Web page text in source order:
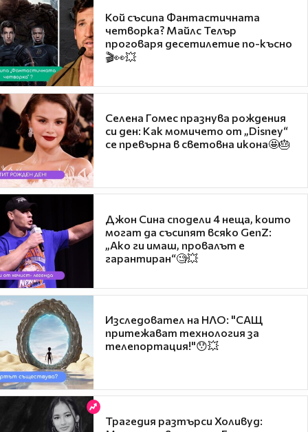
Кой съсипа Фантастичната
четворка? Майлс Телър
проговаря десетилетие по-късно
🎬👀💥
Селена Гомес празнува рождения
си ден: Как момичето от „Disney“
се превърна в световна икона🤩🎂
Джон Сина сподели 4 неща, които
могат да съсипят всяко GenZ:
„Ако ги имаш, провалът е
гарантиран“🧐💥
Изследовател на НЛО: "САЩ
притежават технология за
телепортация!"😯💥
Трагедия разтърси Холивуд: